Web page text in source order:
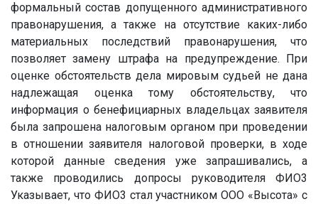
формальный состав допущенного административного
правонарушения, а также на отсутствие каких-либо
материальных последствий правонарушения, что
позволяет замену штрафа на предупреждение. При
оценке обстоятельств дела мировым судьей не дана
надлежащая оценка тому обстоятельству, что
информация о бенефициарных владельцах заявителя
была запрошена налоговым органом при проведении
в отношении заявителя налоговой проверки, в ходе
которой данные сведения уже запрашивались, а
также проводились допросы руководителя ФИО3
Указывает, что ФИО3 стал участником ООО «Высота» с